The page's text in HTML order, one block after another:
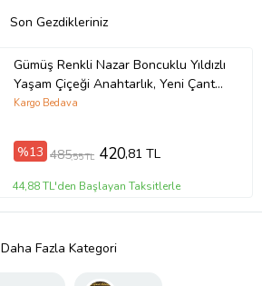
Son Gezdikleriniz
Gümüş Renkli Nazar Boncuklu Yıldızlı
Yaşam Çiçeği Anahtarlık, Yeni Çanta
Süsü (Standart)
Kargo Bedava
%13 485,55 TL 420,81 TL
44,88 TL'den Başlayan Taksitlerle
Daha Fazla Kategori